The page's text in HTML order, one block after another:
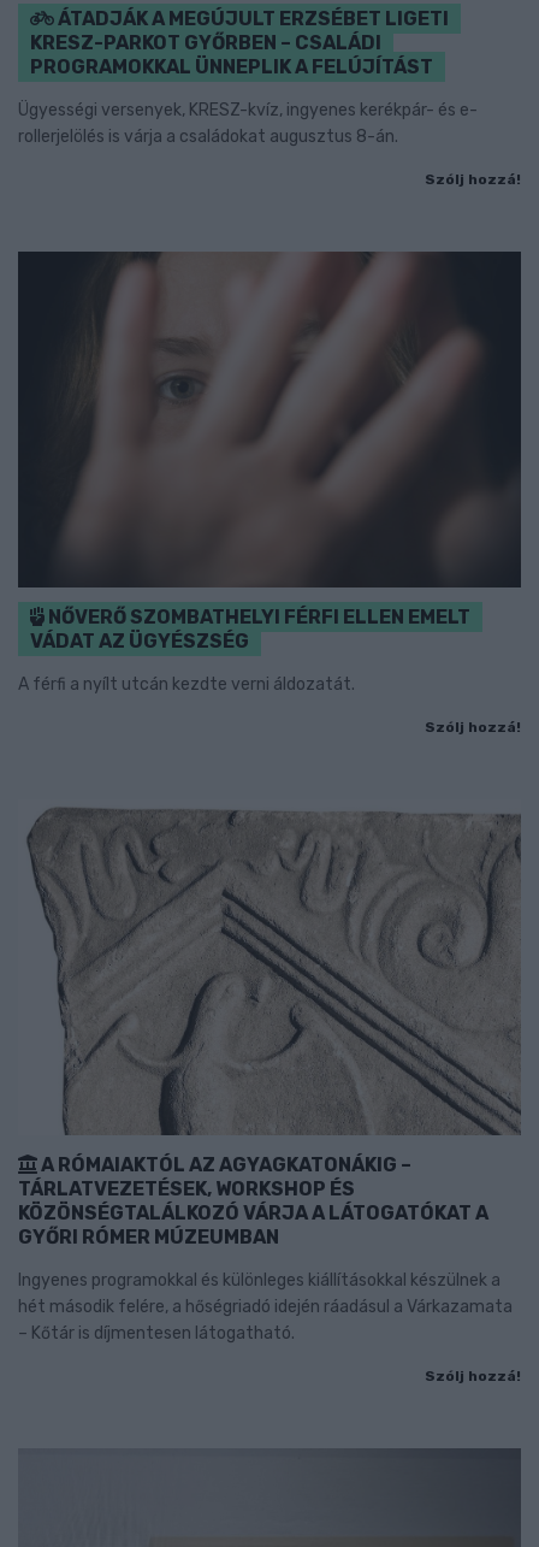
ÁTADJÁK A MEGÚJULT ERZSÉBET LIGETI
KRESZ-PARKOT GYŐRBEN – CSALÁDI
PROGRAMOKKAL ÜNNEPLIK A FELÚJÍTÁST
Ügyességi versenyek, KRESZ-kvíz, ingyenes kerékpár- és e-
rollerjelölés is várja a családokat augusztus 8-án.
Szólj hozzá!
NŐVERŐ SZOMBATHELYI FÉRFI ELLEN EMELT
VÁDAT AZ ÜGYÉSZSÉG
A férfi a nyílt utcán kezdte verni áldozatát.
Szólj hozzá!
A RÓMAIAKTÓL AZ AGYAGKATONÁKIG –
TÁRLATVEZETÉSEK, WORKSHOP ÉS
KÖZÖNSÉGTALÁLKOZÓ VÁRJA A LÁTOGATÓKAT A
GYŐRI RÓMER MÚZEUMBAN
Ingyenes programokkal és különleges kiállításokkal készülnek a
hét második felére, a hőségriadó idején ráadásul a Várkazamata
– Kőtár is díjmentesen látogatható.
Szólj hozzá!